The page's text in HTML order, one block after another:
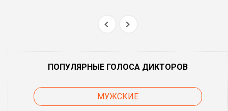
ПОПУЛЯРНЫЕ ГОЛОСА ДИКТОРОВ
МУЖСКИЕ